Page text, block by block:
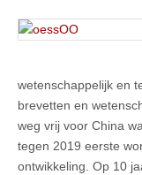
wetenschappelijk en
brevetten en
weg vrij voor China
tegen 2019 eerste
ontwikkeling. Op 10